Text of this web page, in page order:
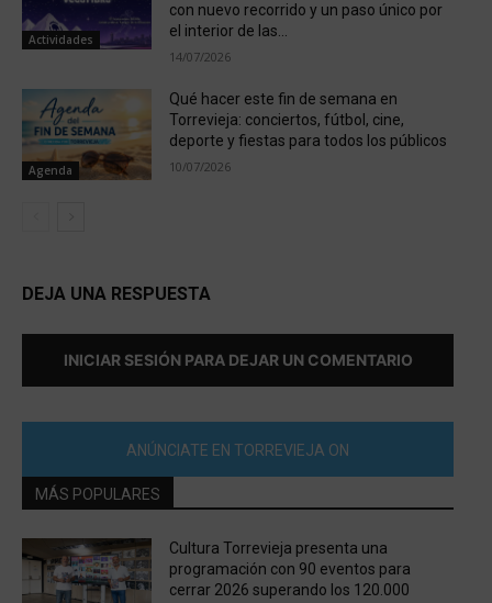
Actividades
con nuevo recorrido y un paso único por
el interior de las...
14/07/2026
Agenda
Qué hacer este fin de semana en
Torrevieja: conciertos, fútbol, cine,
deporte y fiestas para todos los públicos
10/07/2026
DEJA UNA RESPUESTA
INICIAR SESIÓN PARA DEJAR UN COMENTARIO
ANÚNCIATE EN TORREVIEJA ON
MÁS POPULARES
Cultura Torrevieja presenta una
programación con 90 eventos para
cerrar 2026 superando los 120.000